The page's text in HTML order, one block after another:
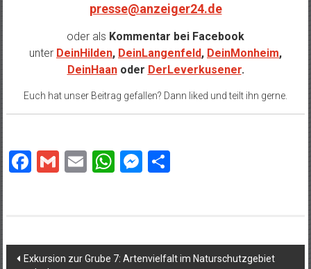
presse@anzeiger24.de
oder als Kommentar bei Facebook
unter DeinHilden, DeinLangenfeld, DeinMonheim,
DeinHaanoder DerLeverkusener.
Euch hat unser Beitrag gefallen? Dann liked und teilt ihn gerne.
Facebook
Gmail
EmailWhatsApp
Messenger
Teilen
Beitragsnavigation
Exkursion zur Grube 7: Artenvielfalt im Naturschutzgebiet